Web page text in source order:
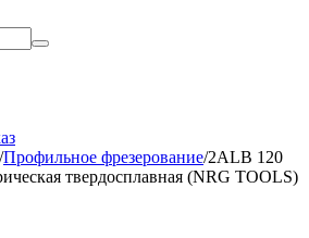
/Профильное фрезерование/2ALB 120
твердосплавная (NRG TOOLS)